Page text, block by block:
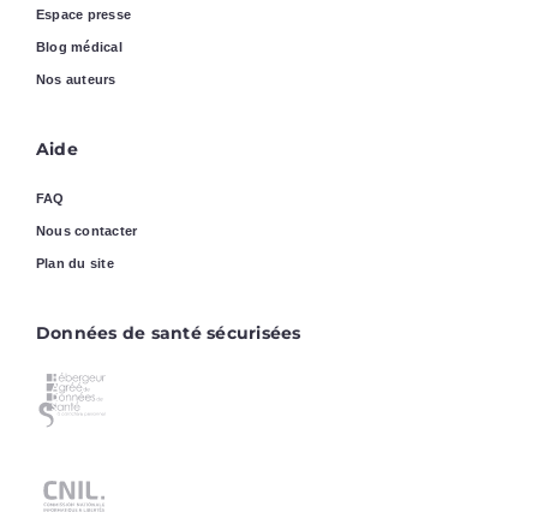
Espace presse
Blog médical
Nos auteurs
Aide
FAQ
Nous contacter
Plan du site
Données de santé sécurisées